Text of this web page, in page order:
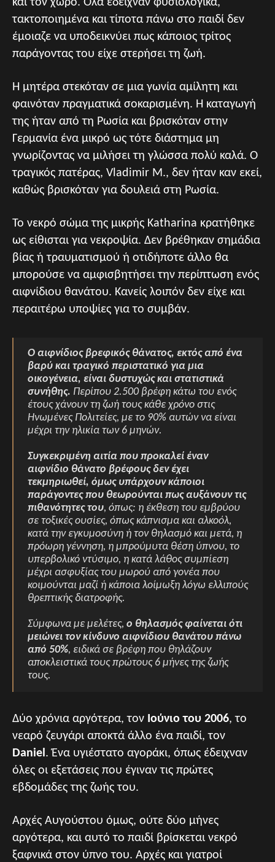
και τον χώρο. Όλα έδειχναν φυσιολογικά,
τακτοποιημένα και τίποτα πάνω στο παιδί δεν
έμοιαζε να υποδεικνύει πως κάποιος τρίτος
παράγοντας του είχε στερήσει τη ζωή.
Η μητέρα στεκόταν σε μια γωνία αμίλητη και
φαινόταν πραγματικά σοκαρισμένη. Η καταγωγή
της ήταν από τη Ρωσία και βρισκόταν στην
Γερμανία ένα μικρό ως τότε διάστημα μη
γνωρίζοντας να μιλήσει τη γλώσσα πολύ καλά. Ο
τραγικός πατέρας, Vladimir M., δεν ήταν καν εκεί,
καθώς βρισκόταν για δουλειά στη Ρωσία.
Το νεκρό σώμα της μικρής Katharina κρατήθηκε
ως είθισται για νεκροψία. Δεν βρέθηκαν σημάδια
βίας ή τραυματισμού ή οτιδήποτε άλλο θα
μπορούσε να αμφισβητήσει την περίπτωση ενός
αιφνίδιου θανάτου. Κανείς λοιπόν δεν είχε και
περαιτέρω υποψίες για το συμβάν.
Ο αιφνίδιος βρεφικός θάνατος, εκτός από ένα
βαρύ και τραγικό περιστατικό για μια
οικογένεια, είναι δυστυχώς και στατιστικά
συνήθης. Περίπου 2.500 βρέφη κάτω του ενός
έτους χάνουν τη ζωή τους κάθε χρόνο στις
Ηνωμένες Πολιτείες, με το 90% αυτών να είναι
μέχρι την ηλικία των 6 μηνών.
Συγκεκριμένη αιτία που προκαλεί έναν
αιφνίδιο θάνατο βρέφους δεν έχει
τεκμηριωθεί, όμως υπάρχουν κάποιοι
παράγοντες που θεωρούνται πως αυξάνουν τις
πιθανότητες του, όπως: η έκθεση του εμβρύου
σε τοξικές ουσίες, όπως κάπνισμα και αλκοόλ,
κατά την εγκυμοσύνη ή τον θηλασμό και μετά, η
πρόωρη γέννηση, η μπρούμυτα θέση ύπνου, το
υπερβολικό ντύσιμο, η κατά λάθος συμπίεση
μέχρι ασφυξίας του μωρού από γονέα που
κοιμούνται μαζί ή κάποια λοίμωξη λόγω ελλιπούς
θρεπτικής διατροφής.
Σύμφωνα με μελέτες, ο θηλασμός φαίνεται ότι
μειώνει τον κίνδυνο αιφνίδιου θανάτου πάνω
από 50%, ειδικά σε βρέφη που θηλάζουν
αποκλειστικά τους πρώτους 6 μήνες της ζωής
τους.
Δύο χρόνια αργότερα, τον Ιούνιο του 2006, το
νεαρό ζευγάρι αποκτά άλλο ένα παιδί, τον
Daniel. Ένα υγιέστατο αγοράκι, όπως έδειχναν
όλες οι εξετάσεις που έγιναν τις πρώτες
εβδομάδες της ζωής του.
Αρχές Αυγούστου όμως, ούτε δύο μήνες
αργότερα, και αυτό το παιδί βρίσκεται νεκρό
ξαφνικά στον ύπνο του. Αρχές και γιατροί